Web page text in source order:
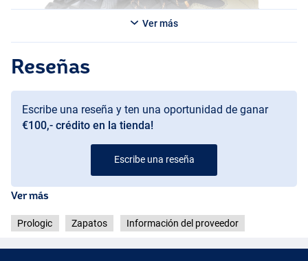
Ver más
Reseñas
Escribe una reseña y ten una oportunidad de ganar
€100,- crédito en la tienda!
Escribe una reseña
Ver más
Prologic Zapatos Información del proveedor